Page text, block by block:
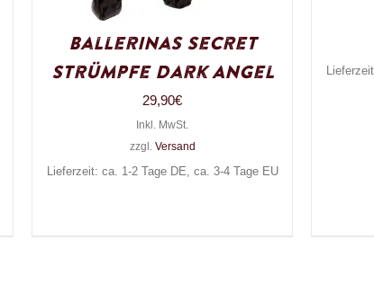
Ballerinas Secret
Strümpfe Dark Angel
29,90€
Inkl. MwSt.
zzgl. Versand
Lieferzeit: ca. 1-2 Tage DE, ca. 3-4 Tage EU